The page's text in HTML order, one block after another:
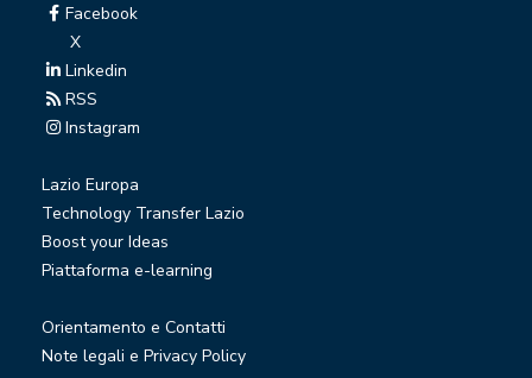
Facebook
X
Linkedin
RSS
Instagram
Lazio Europa
Technology Transfer Lazio
Boost your Ideas
Piattaforma e-learning
Orientamento e Contatti
Note legali e Privacy Policy